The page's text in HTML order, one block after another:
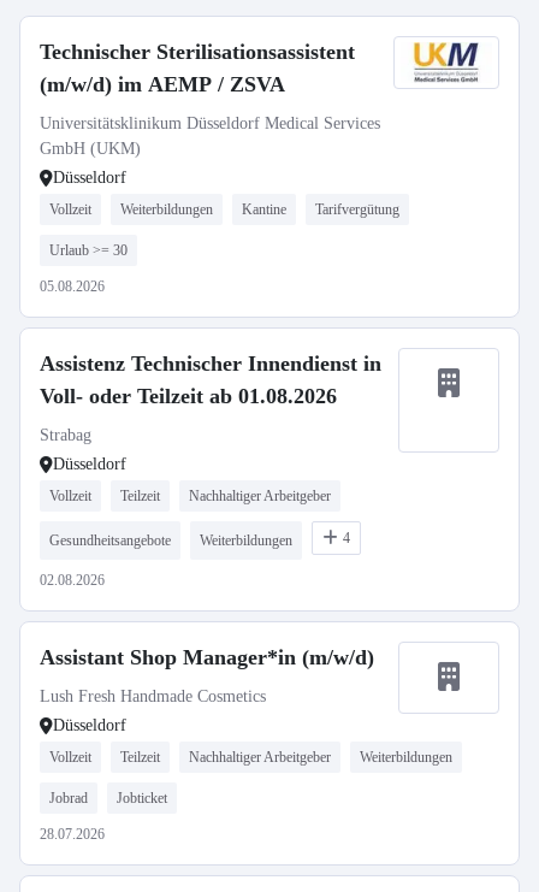
Technischer Sterilisationsassistent
(m/w/d) im AEMP / ZSVA
Universitätsklinikum Düsseldorf Medical Services
GmbH (UKM)
Düsseldorf
Vollzeit Weiterbildungen Kantine Tarifvergütung
Urlaub >= 30
05.08.2026
Assistenz Technischer Innendienst in
Voll- oder Teilzeit ab 01.08.2026
Strabag
Düsseldorf
Vollzeit Teilzeit Nachhaltiger Arbeitgeber
Gesundheitsangebote Weiterbildungen 4
02.08.2026
Assistant Shop Manager*in (m/w/d)
Lush Fresh Handmade Cosmetics
Düsseldorf
Vollzeit Teilzeit Nachhaltiger Arbeitgeber Weiterbildungen
Jobrad Jobticket
28.07.2026